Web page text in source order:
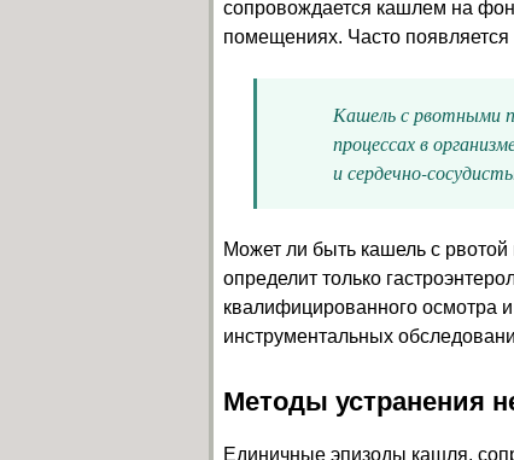
сопровождается кашлем на
помещениях. Часто появляется
Кашель с рвотными
процессах в
и сердечно-
Может ли быть кашель с
определит только
квалифицированного осмотра
инструментальных
Методы устранения
Единичные эпизоды кашля,